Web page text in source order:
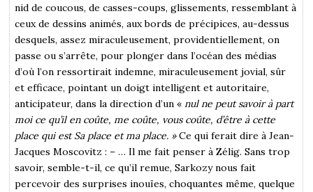
nid de coucous, de casses-coups, glissements, ressemblant à
ceux de dessins animés, aux bords de précipices, au-dessus
desquels, assez miraculeusement, providentiellement, on
passe ou s’arrête, pour plonger dans l’océan des médias
d’où l’on ressortirait indemne, miraculeusement jovial, sûr
et efficace, pointant un doigt intelligent et autoritaire,
anticipateur, dans la direction d’un « nul ne peut savoir à part
moi ce qu’il en coûte, me coûte, vous coûte, d’être à cette
place qui est Sa place et ma place. »Ce qui ferait dire à Jean-
Jacques Moscovitz : – … Il me fait penser à Zélig. Sans trop
savoir, semble-t-il, ce qu’il remue, Sarkozy nous fait
percevoir des surprises inouïes, choquantes même, quelque